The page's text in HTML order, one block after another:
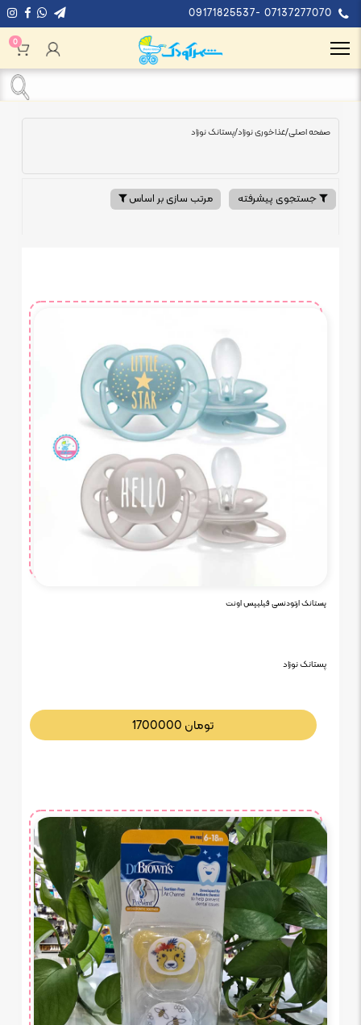
09171825537- 07137277070
0
صفحه اصلی/غذاخوری نوزاد/پستانک نوزاد
جستجوی پیشرفته مرتب سازی بر اساس
پستانک ارتودنسی فیلیپس اونت
پستانک نوزاد
1700000 تومان